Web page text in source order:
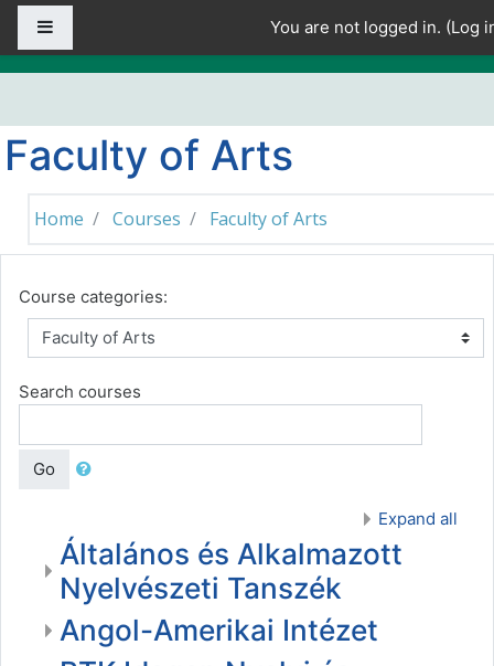
Skip to main content
You are not logged in. (Log
Faculty of Arts
Home Courses Faculty of Arts
Course categories:
Search courses
Go
Expand all
Általános és Alkalmazott
Nyelvészeti Tanszék
Angol-Amerikai Intézet